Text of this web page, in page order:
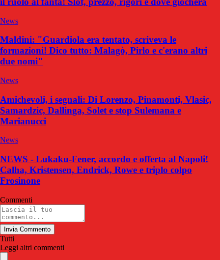
News
Maldini: "Guardiola era tentato, scriveva le
formazioni! Dico tutto: Malagò, Pirlo e c'erano altri
due nomi"
News
Amichevoli, i segnali: Di Lorenzo, Pinamonti, Vlasic,
Samardzic, Dallinga, Solet e stop Sulemana e
Marianucci
News
NEWS - Lukaku-Fener, accordo e offerta al Napoli!
Calha, Kristensen, Endrick, Rowe e triplo colpo
Frosinone
Commenti
Invia Commento
Tutti
Leggi altri commenti